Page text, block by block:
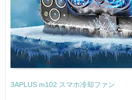
3APLUS m102 スマホ冷却ファン